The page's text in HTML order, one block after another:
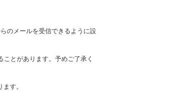
のメールを受信できるように設
とがあります。予めご了承く
す。